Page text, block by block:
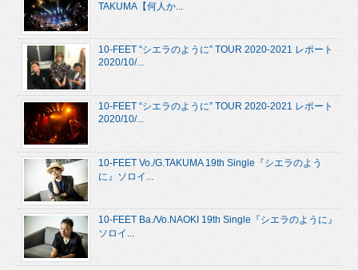
TAKUMA【何人か...
10-FEET “シエラのように” TOUR 2020-2021 レポート
2020/10/...
10-FEET “シエラのように” TOUR 2020-2021 レポート
2020/10/...
10-FEET Vo./G.TAKUMA 19th Single『シエラのよう
に』ソロイ...
10-FEET Ba./Vo.NAOKI 19th Single『シエラのように』
ソロイ...